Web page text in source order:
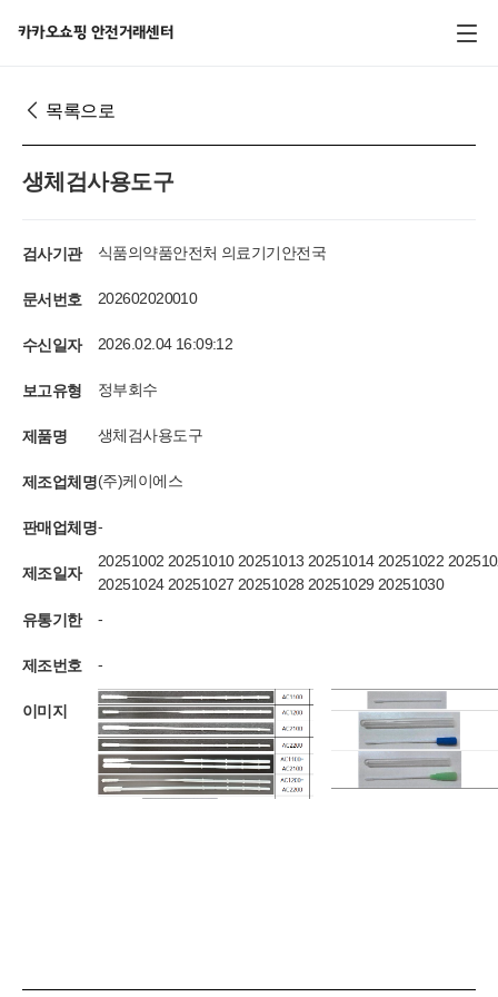
카카오쇼핑 안전거래센터
생체검사용도구
검사기관 식품의약품안전처 의료기기안전국
문서번호 202602020010
수신일자 2026.02.04 16:09:12
보고유형 정부회수
제품명 생체검사용도구
제조업체명(주)케이에스
판매업체명-
제조일자
20251002 20251010 20251013 20251014 20251022
20251024 20251027 20251028 20251029 20251030
유통기한 -
제조번호 -
이미지
목록으로